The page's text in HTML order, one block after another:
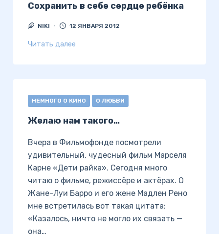
Сохранить в себе сердце ребёнка
NIKI 12 ЯНВАРЯ 2012
Читать далее
НЕМНОГО О КИНО О ЛЮБВИ
Желаю нам такого…
Вчера в Фильмофонде посмотрели
удивительный, чудесный фильм Марселя
Карне «Дети райка». Сегодня много
читаю о фильме, режиссёре и актёрах. О
Жане-Луи Барро и его жене Мадлен Рено
мне встретилась вот такая цитата:
«Казалось, ничто не могло их связать —
она…